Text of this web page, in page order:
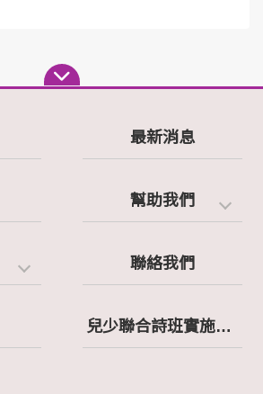
最新消息
幫助我們
聯絡我們
兒少聯合詩班實施計畫